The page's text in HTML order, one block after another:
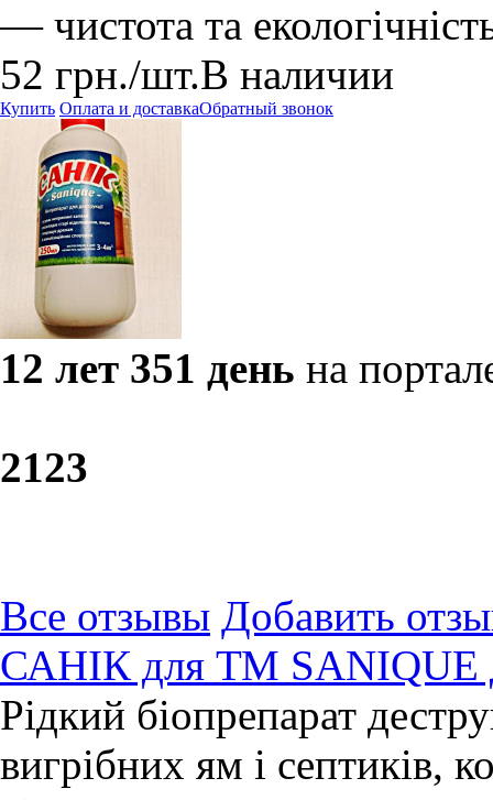
— чистота та
52 грн./шт.В наличии
Купить Оплата и доставкаОбратный звонок
12 лет 351 день на
2123
Все отзывы Добавить
САНІК для ТМ SANIQUE
Рідкий біопрепарат
вигрібних ям і септиків,